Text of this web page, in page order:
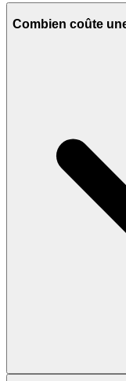
Combien coûte